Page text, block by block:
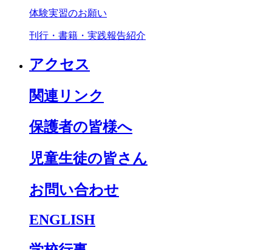
体験実習のお願い
刊行・書籍・実践報告紹介
アクセス
関連リンク
保護者の皆様へ
児童生徒の皆さん
お問い合わせ
ENGLISH